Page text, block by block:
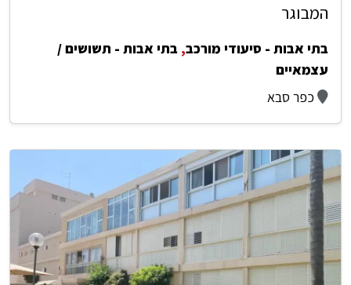
המבוגר
בתי אבות - סיעודי מורכב, בתי אבות - תשושים /
עצמאיים
כפר סבא